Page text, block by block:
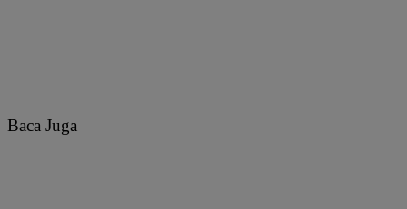
Baca Juga